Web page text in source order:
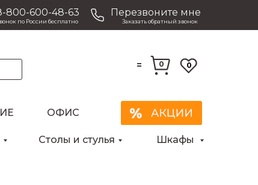
800-600-48-63
по России бесплатно
Перезвоните мне
Заказать обратный звонок
= 0 0
ОФИС
Столы и стулья Шкафы